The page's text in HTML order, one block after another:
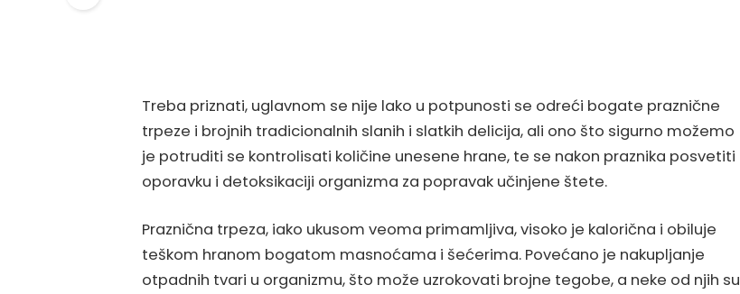
Treba priznati, uglavnom se nije lako u potpunosti se odreći bogate praznične
trpeze i brojnih tradicionalnih slanih i slatkih delicija, ali ono što sigurno možemo
je potruditi se kontrolisati količine unesene hrane, te se nakon praznika posvetiti
oporavku i detoksikaciji organizma za popravak učinjene štete.
Praznična trpeza, iako ukusom veoma primamljiva, visoko je kalorična i obiluje
teškom hranom bogatom masnoćama i šećerima. Povećano je nakupljanje
otpadnih tvari u organizmu, što može uzrokovati brojne tegobe, a neke od njih su